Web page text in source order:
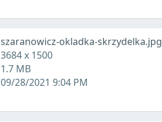
szaranowicz-okladka-skrzydelka.jpg
3684 x 1500
1.7 MB
09/28/2021 9:04 PM